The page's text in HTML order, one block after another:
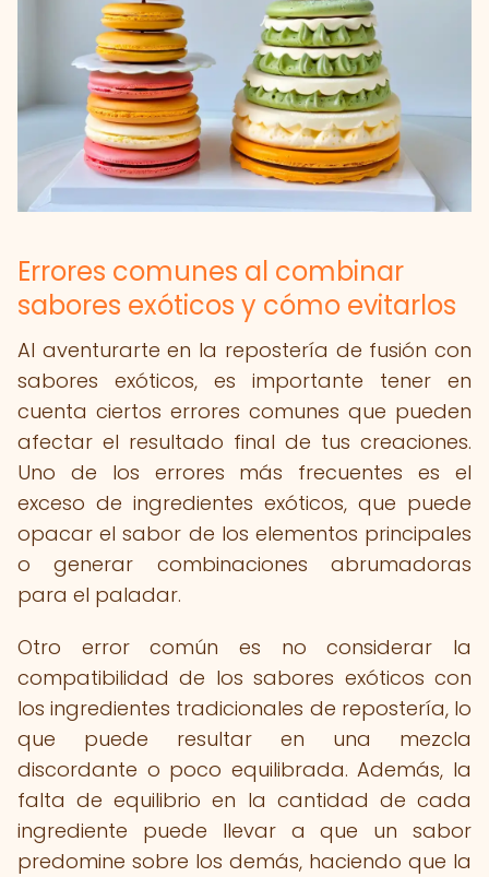
Errores comunes al combinar
sabores exóticos y cómo evitarlos
Al aventurarte en la repostería de fusión con
sabores exóticos, es importante tener en
cuenta ciertos errores comunes que pueden
afectar el resultado final de tus creaciones.
Uno de los errores más frecuentes es el
exceso de ingredientes exóticos, que puede
opacar el sabor de los elementos principales
o generar combinaciones abrumadoras
para el paladar.
Otro error común es no considerar la
compatibilidad de los sabores exóticos con
los ingredientes tradicionales de repostería, lo
que puede resultar en una mezcla
discordante o poco equilibrada. Además, la
falta de equilibrio en la cantidad de cada
ingrediente puede llevar a que un sabor
predomine sobre los demás, haciendo que la